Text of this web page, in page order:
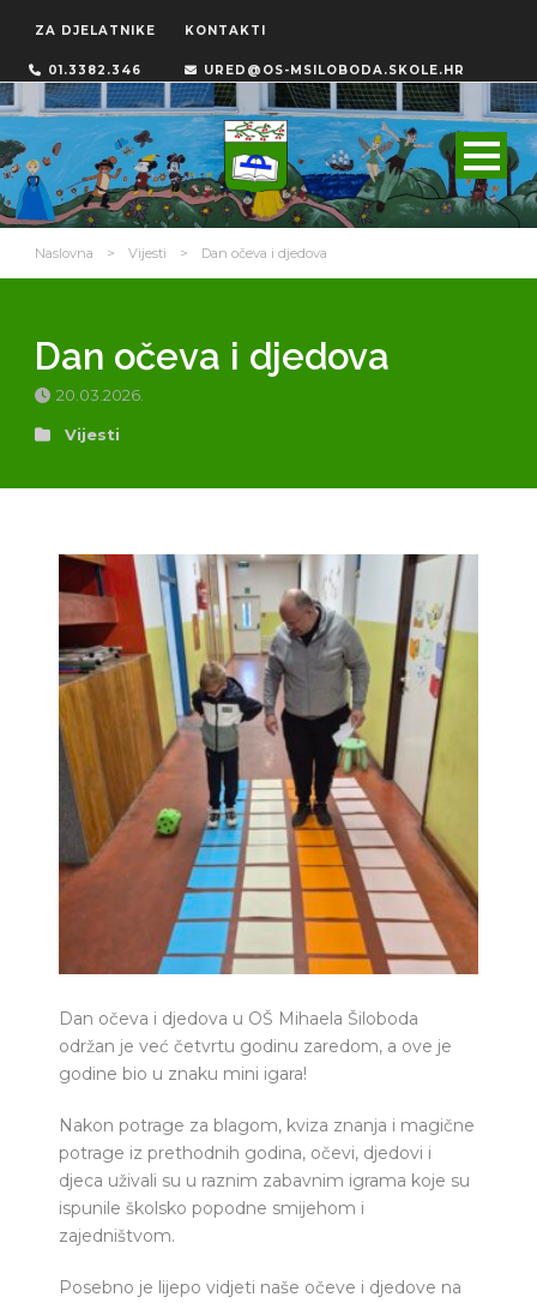
ZA DJELATNIKE KONTAKTI
01.3382.346 URED@OS-MSILOBODA.SKOLE.HR
Naslovna > Vijesti > Dan očeva i djedova
Dan očeva i djedova
20.03.2026.
Vijesti
Dan očeva i djedova u OŠ Mihaela Šiloboda
održan je već četvrtu godinu zaredom, a ove je
godine bio u znaku mini igara!
Nakon potrage za blagom, kviza znanja i magične
potrage iz prethodnih godina, očevi, djedovi i
djeca uživali su u raznim zabavnim igrama koje su
ispunile školsko popodne smijehom i
zajedništvom.
Posebno je lijepo vidjeti naše očeve i djedove na